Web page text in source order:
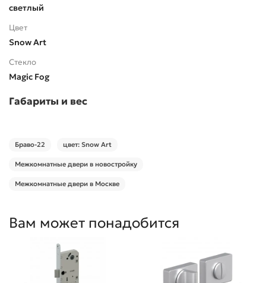
светлый
Цвет
Snow Art
Стекло
Magic Fog
Габариты и вес
Браво-22 цвет: Snow Art
Межкомнатные двери в новостройку
Межкомнатные двери в Москве
Вам может понадобится